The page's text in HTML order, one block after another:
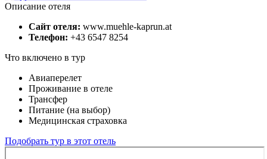
Описание отеля
Сайт отеля: www.muehle-kaprun.at
Телефон: +43 6547 8254
Что включено в тур
Авиаперелет
Проживание в отеле
Трансфер
Питание (на выбор)
Медицинская страховка
Подобрать тур в этот отель